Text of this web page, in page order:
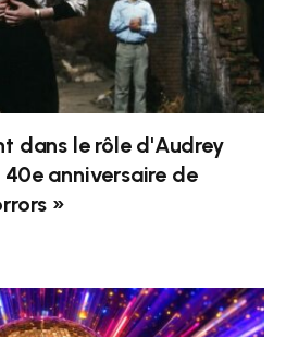
dans le rôle d'Audrey
anniversaire de
»